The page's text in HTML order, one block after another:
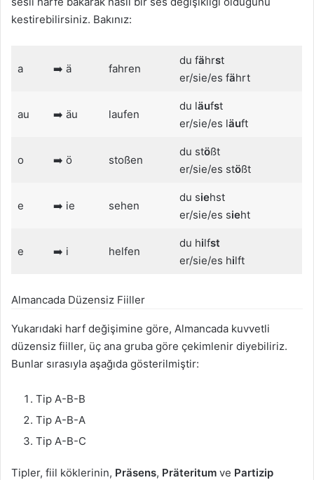
kestirebilirsiniz. Bakınız:
a ➡️ ä fahren
du fährst
er/sie/es fährt
au ➡️ äu laufen
du läufst
er/sie/es läuft
o ➡️ ö stoßen
du stößt
er/sie/es stößt
e ➡️ ie sehen
du siehst
er/sie/es sieht
e ➡️ i helfen
du hilfst
er/sie/es hilft
Almancada Düzensiz Fiiller
Yukarıdaki harf değişimine göre, Almancada kuvvetli
düzensiz fiiller, üç ana gruba göre çekimlenir diyebiliriz.
Bunlar sırasıyla aşağıda gösterilmiştir:
Tip A-B-B
Tip A-B-A
Tip A-B-C
Tipler, fiil köklerinin, Präsens, Präteritum ve Partizip